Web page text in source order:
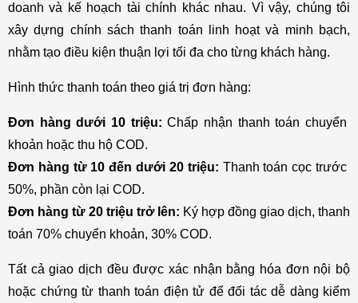
doanh và kế hoạch tài chính khác nhau. Vì vậy, chúng tôi
xây dựng chính sách thanh toán linh hoạt và minh bạch,
nhằm tạo điều kiện thuận lợi tối đa cho từng khách hàng.
Hình thức thanh toán theo giá trị đơn hàng:
Đơn hàng dưới 10 triệu: Chấp nhận thanh toán chuyển
khoản hoặc thu hộ COD.
Đơn hàng từ 10 đến dưới 20 triệu: Thanh toán cọc trước
50%, phần còn lại COD.
Đơn hàng từ 20 triệu trở lên: Ký hợp đồng giao dịch, thanh
toán 70% chuyển khoản, 30% COD.
Tất cả giao dịch đều được xác nhận bằng hóa đơn nội bộ
hoặc chứng từ thanh toán điện tử để đối tác dễ dàng kiểm